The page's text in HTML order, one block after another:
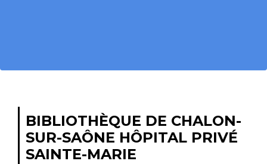
BIBLIOTHÈQUE DE CHALON-
SUR-SAÔNE HÔPITAL PRIVÉ
SAINTE-MARIE